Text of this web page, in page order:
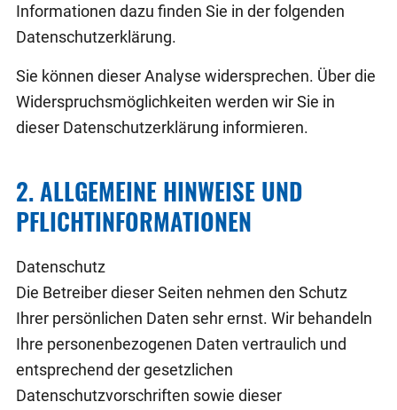
Informationen dazu finden Sie in der folgenden
Datenschutzerklärung.
Sie können dieser Analyse widersprechen. Über die
Widerspruchsmöglichkeiten werden wir Sie in
dieser Datenschutzerklärung informieren.
2. ALLGEMEINE HINWEISE UND
PFLICHTINFORMATIONEN
Datenschutz
Die Betreiber dieser Seiten nehmen den Schutz
Ihrer persönlichen Daten sehr ernst. Wir behandeln
Ihre personenbezogenen Daten vertraulich und
entsprechend der gesetzlichen
Datenschutzvorschriften sowie dieser